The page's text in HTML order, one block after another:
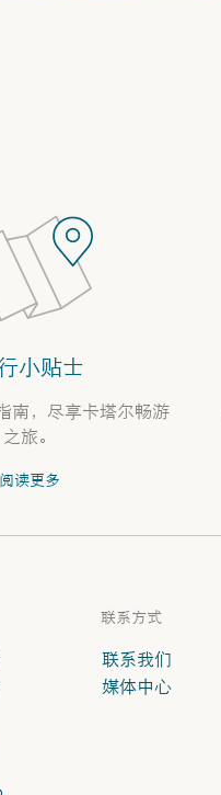
小贴士
南，尽享卡塔尔畅游
之旅。
阅读更多
联系方式
联系我们
媒体中心